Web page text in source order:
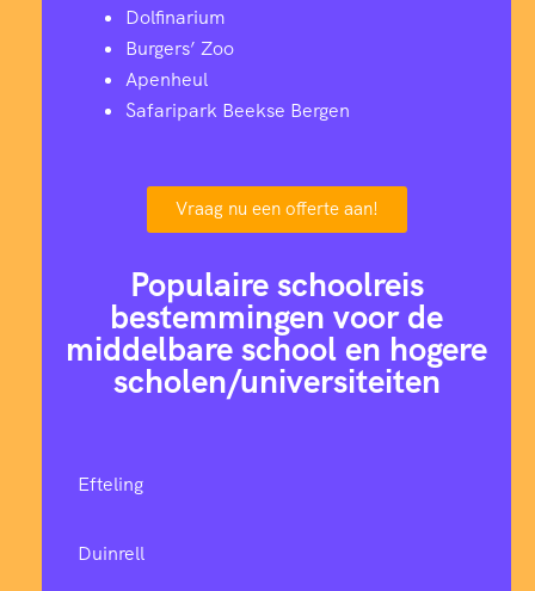
Dolfinarium
Burgers’ Zoo
Apenheul
Safaripark Beekse Bergen
Vraag nu een offerte aan!
Populaire schoolreis
bestemmingen voor de
middelbare school en hogere
scholen/universiteiten
Efteling
Duinrell